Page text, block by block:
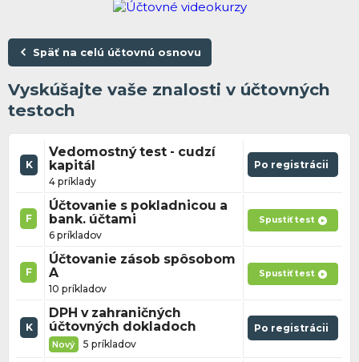
Späť na celú účtovnú osnovu
Vyskúšajte vaše znalosti v účtovných
testoch
K
Vedomostný test - cudzí
kapitál
4 príklady
Po registrácii
F
Účtovanie s pokladnicou a
bank. účtami
6 príkladov
Spustiť test
F
Účtovanie zásob spôsobom
A
10 príkladov
Spustiť test
K
DPH v zahraničných
účtovných dokladoch
Nový 5 príkladov
Po registrácii